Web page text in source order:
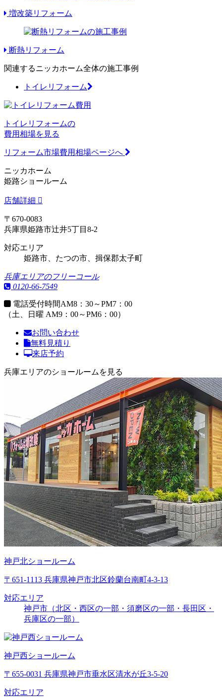
増改築リフォーム
断熱リフォーム
関連するニッカホーム全体の施工事例
トイレリフォーム
トイレリフォームの
費用相場を見る
リフォーム市場費用相場ページへ
ニッカホーム
姫路ショールーム
店舗詳細
〒670-0083
兵庫県姫路市辻井5丁目8-2
対応エリア
姫路市、たつの市、揖保郡太子町
兵庫エリアのフリーコール
0120-66-7549
電話受付時間AM8：30～PM7：00
（土、日曜 AM9：00～PM6：00）
お問い合わせ
無料見積り
来店予約
兵庫エリアのショールームを見る
神戸北ショールーム
〒651-1113 兵庫県神戸市北区鈴蘭台南町4-3-13
対応エリア
神戸市（北区・西区の一部・須磨区の一部・長田区・
兵庫区の一部）
神戸西ショールーム
〒655-0031 兵庫県神戸市垂水区清水が丘3-5-20
対応エリア